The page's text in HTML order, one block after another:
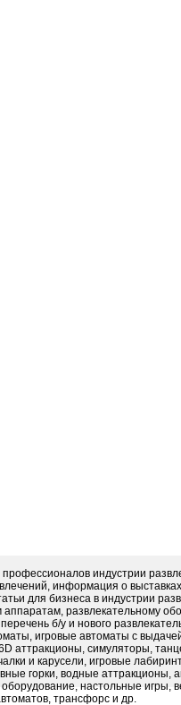
индустрии
информация о
для бизнеса в индустрии
развлекательному
б/у и нового
игровые автоматы с
аттракционы, симуляторы,
и карусели, игровые
горки, водные
настольные игры,
трансфорс и др.